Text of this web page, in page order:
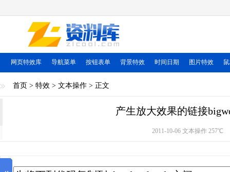
网页特效库 导航菜单 按钮表单 背景特效 时间日期 图片特效
首页 > 特效 > 文本操作 > 正文
产生放大效果的链接
2011-10-06 文本操作 257℃